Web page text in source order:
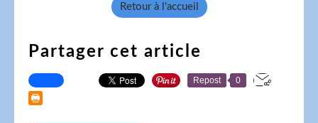
Retour à l'accueil
Partager cet article
Repost 0